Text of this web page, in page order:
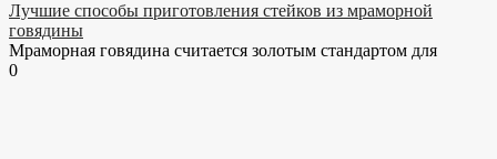
Лучшие способы приготовления стейков из мраморной
говядины
Мраморная говядина считается золотым стандартом для
0